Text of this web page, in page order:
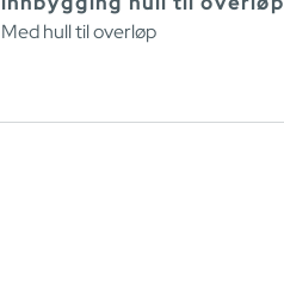
Med hull til overløp